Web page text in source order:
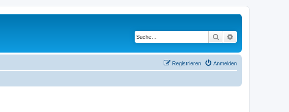
Suche
Anmelden
Registrieren